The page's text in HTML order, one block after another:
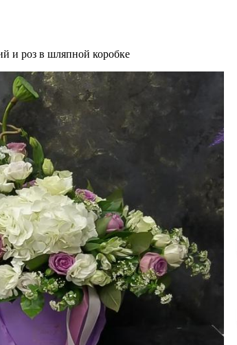
и роз в шляпной коробке